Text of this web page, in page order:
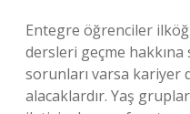
Entegre öğrenciler
dersleri geçme
sorunları varsa kariyer
alacaklardır. Yaş